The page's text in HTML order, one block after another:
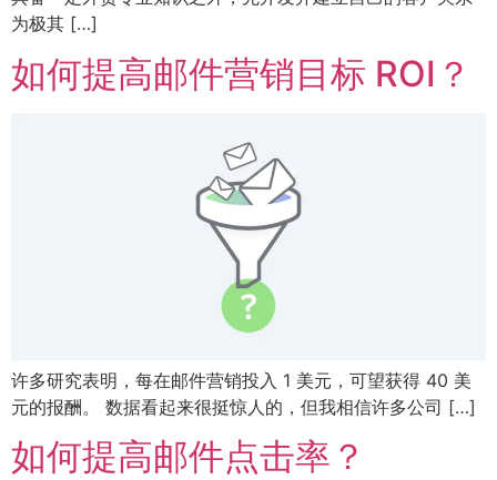
为极其 […]
如何提高邮件营销目标 ROI？
许多研究表明，每在邮件营销投入 1 美元，可望获得 40 美
元的报酬。 数据看起来很挺惊人的，但我相信许多公司 […]
如何提高邮件点击率？